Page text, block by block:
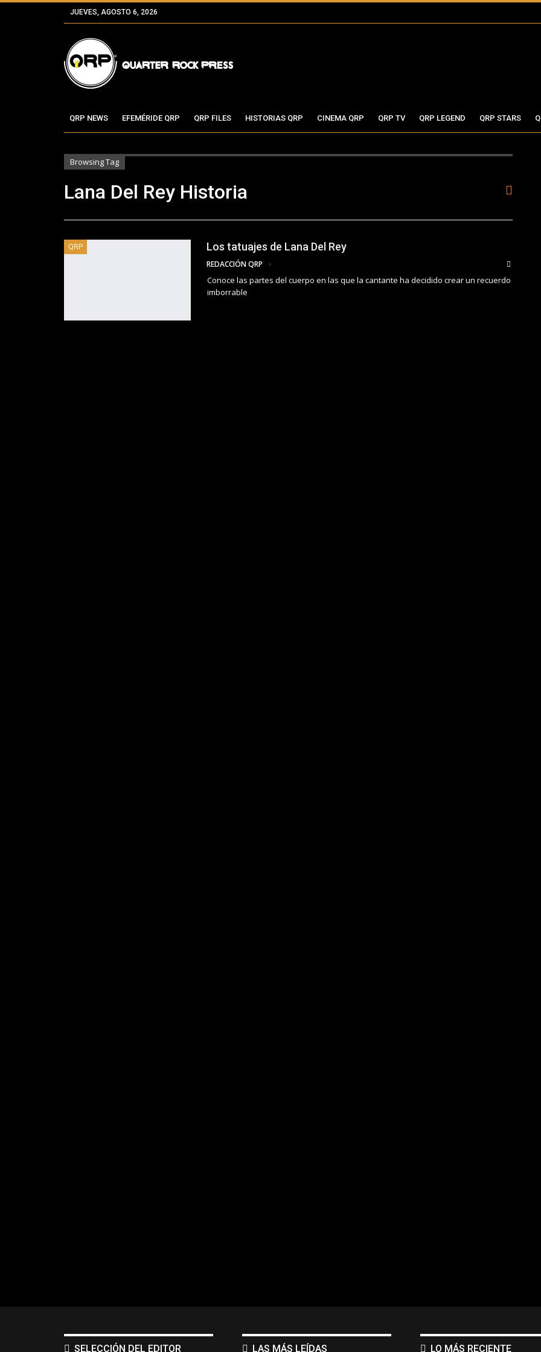
JUEVES, AGOSTO 6, 2026
QRP NEWS EFEMÉRIDE QRP QRP FILES HISTORIAS QRP CINEMA QRP QRP TV QRP LEGEND QRP STARS
Browsing Tag
Lana Del Rey Historia
QRP Los tatuajes de Lana Del Rey
REDACCIÓN QRP
Conoce las partes del cuerpo en las que la cantante ha decidido crear un recuerdo
imborrable
SELECCIÓN DEL EDITOR LAS MÁS LEÍDAS LO MÁS RECIENTE